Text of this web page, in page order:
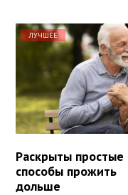
ЛУЧШЕЕ
Раскрыты простые
способы прожить
дольше